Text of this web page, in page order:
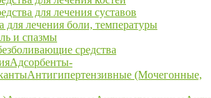
для лечения суставов
для лечения боли, температуры
и спазмы
средства
Адсорбенты-
Антигипертензивные (Мочегонные,